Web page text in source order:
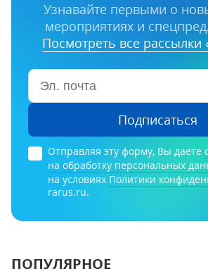
Узнавайте первыми о
мероприятиях и
Посмотреть все рассылки
Подписаться
Отправляя эту форму, Вы даете
на обработку персональных
на условиях Политики
rarus.ru.
ПОПУЛЯРНОЕ